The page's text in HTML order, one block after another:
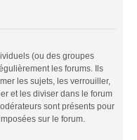
(ou des groupes
les forums. Ils
les sujets, les verrouiller,
et les diviser dans le forum
sont présents pour
sur le forum.